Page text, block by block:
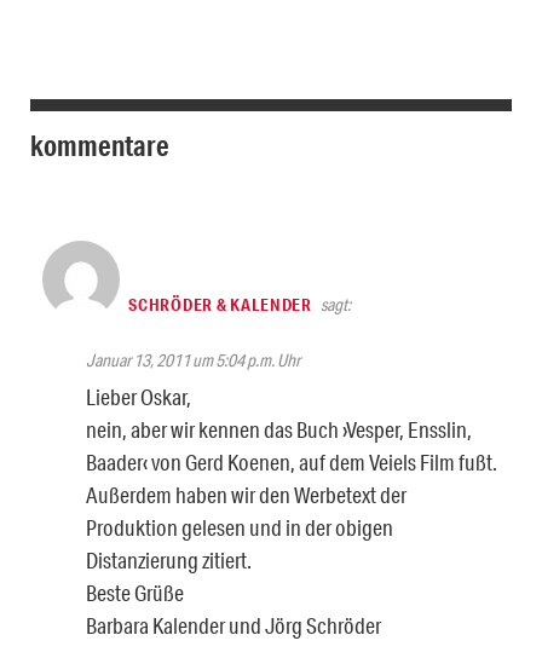
kommentare
SCHRÖDER & KALENDER sagt:
Januar 13, 2011 um 5:04 p.m. Uhr
Lieber Oskar,
nein, aber wir kennen das Buch ›Vesper, Ensslin,
Baader‹ von Gerd Koenen, auf dem Veiels Film fußt.
Außerdem haben wir den Werbetext der
Produktion gelesen und in der obigen
Distanzierung zitiert.
Beste Grüße
Barbara Kalender und Jörg Schröder